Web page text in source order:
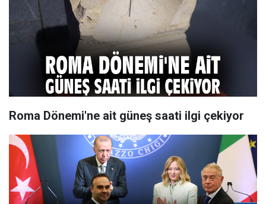
Roma Dönemi'ne ait güneş saati ilgi çekiyor